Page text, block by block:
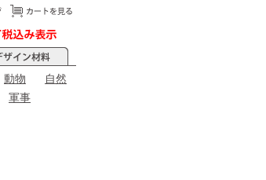
動物
自然
軍事